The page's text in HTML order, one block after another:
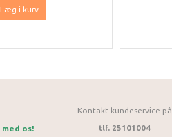
Læg i kurv
os!
Kontakt kundeservice på
tlf. 25101004